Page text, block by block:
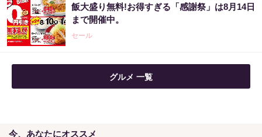
飯大盛り無料!お得すぎる「感謝祭」は8月14日
まで開催中。
セール
グルメ 一覧
今、あなたにオススメ